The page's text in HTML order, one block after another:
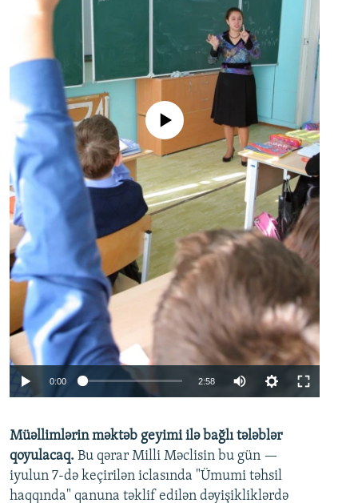
No media source currently available
0:00 2:58
360p
480p
720p
Müəllimlərin məktəb geyimi ilə bağlı tələblər
qoyulacaq. Bu qərar Milli Məclisin bu gün —
iyulun 7-də keçirilən iclasında "Ümumi təhsil
haqqında" qanuna təklif edilən dəyişikliklərdə